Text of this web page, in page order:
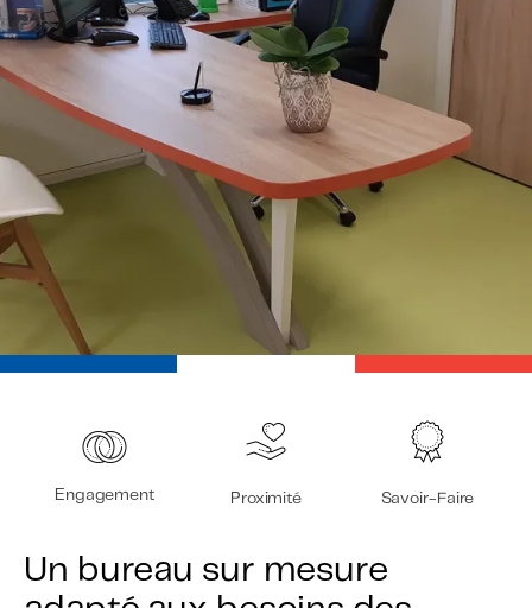
Engagement Proximité Savoir-Faire
Un bureau sur mesure